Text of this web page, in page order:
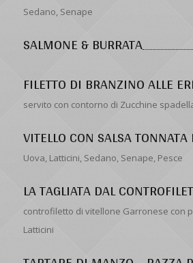
Sedano, Senape
SALMONE & BURRATA
FILETTO DI BRANZINO ALLE
servito con contorno di Zucchine
VITELLO CON SALSA
Uova, Latticini, Sedano, Senape, Pesce
LA TAGLIATA DAL
controfiletto di vitellone Garronese con
Latticini